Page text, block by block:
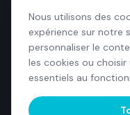
Nous utilisons des
expérience sur notre
personnaliser le
les cookies ou
essentiels au